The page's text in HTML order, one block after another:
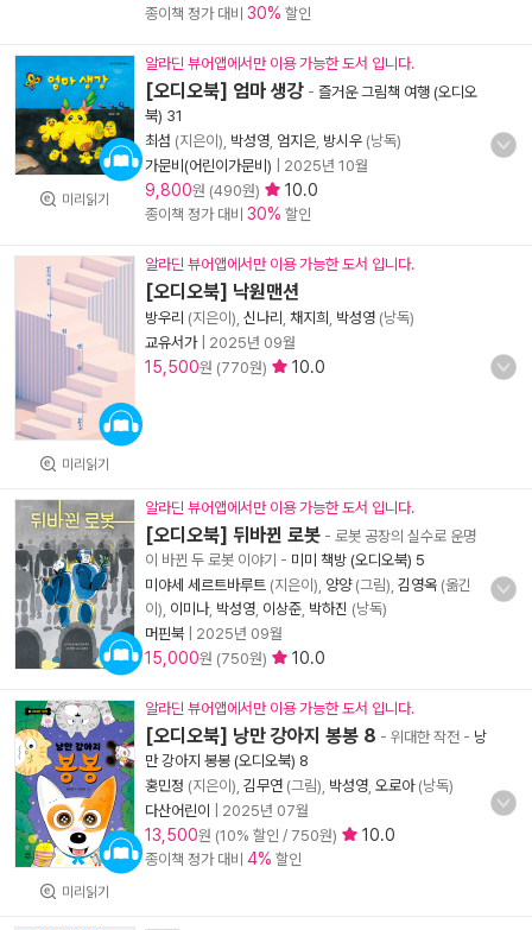
종이책 정가 대비 30% 할인
미리읽기
알라딘 뷰어앱에서만 이용 가능한 도서 입니다.
[오디오북] 엄마 생강 - 즐거운 그림책 여행 (오디오
북) 31
최섬 (지은이), 박성영 엄지은 방시우 (낭독)
가문비(어린이가문비)
2025년 10월
9,800원 (490원) 10.0
종이책 정가 대비 30% 할인
미리읽기
알라딘 뷰어앱에서만 이용 가능한 도서 입니다.
[오디오북] 낙원맨션
방우리 (지은이), 신나리 채지희 박성영 (낭독)
교유서가| 2025년 09월
15,500원 (770원) 10.0
알라딘 뷰어앱에서만 이용 가능한 도서 입니다.
[오디오북] 뒤바뀐 로봇 - 로봇 공장의 실수로 운명
이 바뀐 두 로봇 이야기 - 미미 책방 (오디오북) 5
미야세 세르트바루트 (지은이), 양양(그림), 김영옥 (옮긴
이), 이미나, 박성영 이상준 박하진 (낭독)
머핀북
2025년 09월
15,000원 (750원) 10.0
미리읽기
알라딘 뷰어앱에서만 이용 가능한 도서 입니다.
[오디오북] 낭만 강아지 봉봉 8 - 위대한 작전 - 낭
만 강아지 봉봉 (오디오북) 8
홍민정 (지은이), 김무연 (그림), 박성영 오로아(낭독)
다산어린이
2025년 07월
13,500원 (10% 할인 / 750원) 10.0
종이책 정가 대비 4% 할인